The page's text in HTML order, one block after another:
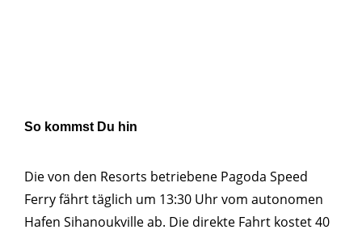
So kommst Du hin
Die von den Resorts betriebene Pagoda Speed ​​
Ferry fährt täglich um 13:30 Uhr vom autonomen
Hafen Sihanoukville ab. Die direkte Fahrt kostet 40